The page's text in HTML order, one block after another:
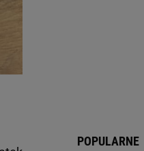
POPULARNE